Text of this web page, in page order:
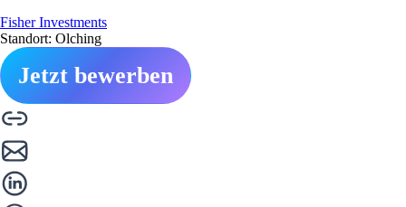
Fisher Investments
Standort: Olching
Jetzt bewerben